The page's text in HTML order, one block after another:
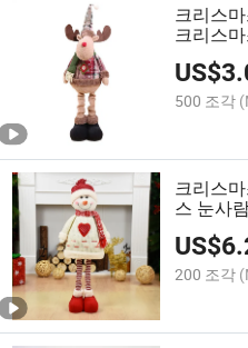
크리스
크리스
타클로스
US$
500 조각
크리스
스 눈사
어린이용
US$
200 조각